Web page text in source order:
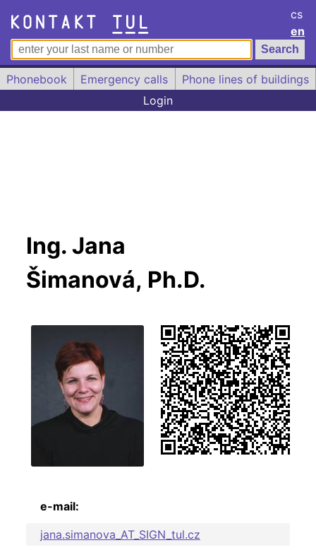
cs
en
Phonebook Emergency calls
Phone lines of buildings
Login
Ing. Jana
Šimanová, Ph.D.
e-mail:
jana.simanova_AT_SIGN_tul.cz